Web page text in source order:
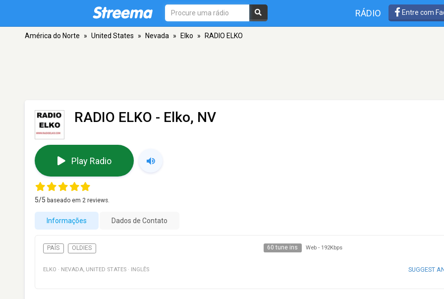
RÁDIO Entre com
América do Norte » United States » Nevada » Elko » RADIO ELKO
RADIO ELKO - Elko, NV
Play Radio
5/5 baseado em 2 reviews.
Informações Dados de Contato
PAÍS OLDIES 60 tune ins Web - 192Kbps
ELKO · NEVADA, UNITED STATES · INGLÊS SUGGEST